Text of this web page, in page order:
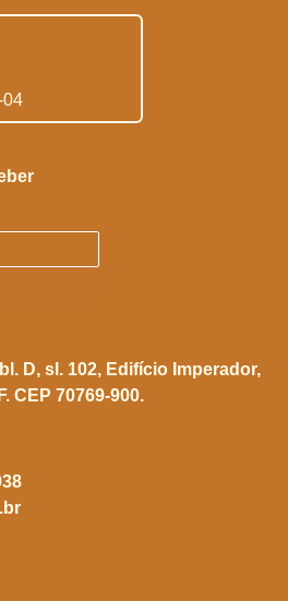
04
D, sl. 102, Edifício Imperador,
CEP 70769-900.